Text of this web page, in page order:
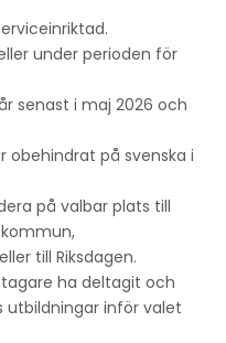
under perioden för
senast i maj 2026 och
obehindrat på svenska i
på valbar plats till
till Riksdagen.
ha deltagit och
utbildningar inför valet